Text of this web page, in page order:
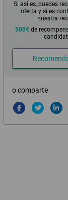
Si así es, puedes
oferta y si es
nuestra
500€de
o comparte